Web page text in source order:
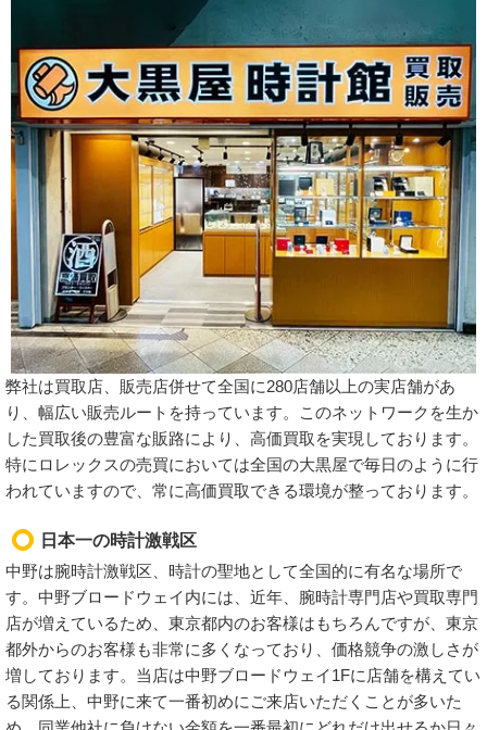
弊社は買取店、販売店併せて全国に280店舗以上の実店舗があ
り、幅広い販売ルートを持っています。このネットワークを生か
した買取後の豊富な販路により、高価買取を実現しております。
特にロレックスの売買においては全国の大黒屋で毎日のように行
われていますので、常に高価買取できる環境が整っております。
日本一の時計激戦区
中野は腕時計激戦区、時計の聖地として全国的に有名な場所で
す。中野ブロードウェイ内には、近年、腕時計専門店や買取専門
店が増えているため、東京都内のお客様はもちろんですが、東京
都外からのお客様も非常に多くなっており、価格競争の激しさが
増しております。当店は中野ブロードウェイ1Fに店舗を構えてい
る関係上、中野に来て一番初めにご来店いただくことが多いた